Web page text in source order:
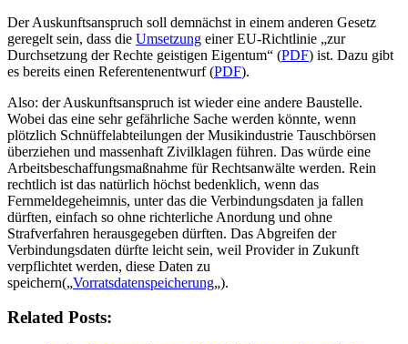
Der Auskunftsanspruch soll demnächst in einem anderen Gesetz
geregelt sein, dass die Umsetzung einer EU-Richtlinie „zur
Durchsetzung der Rechte geistigen Eigentum“ (PDF) ist. Dazu gibt
es bereits einen Referentenentwurf (PDF).
Also: der Auskunftsanspruch ist wieder eine andere Baustelle.
Wobei das eine sehr gefährliche Sache werden könnte, wenn
plötzlich Schnüffelabteilungen der Musikindustrie Tauschbörsen
überziehen und massenhaft Zivilklagen führen. Das würde eine
Arbeitsbeschaffungsmaßnahme für Rechtsanwälte werden. Rein
rechtlich ist das natürlich höchst bedenklich, wenn das
Fernmeldegeheimnis, unter das die Verbindungsdaten ja fallen
dürften, einfach so ohne richterliche Anordung und ohne
Strafverfahren herausgegeben dürften. Das Abgreifen der
Verbindungsdaten dürfte leicht sein, weil Provider in Zukunft
verpflichtet werden, diese Daten zu
speichern(„Vorratsdatenspeicherung„).
Related Posts: